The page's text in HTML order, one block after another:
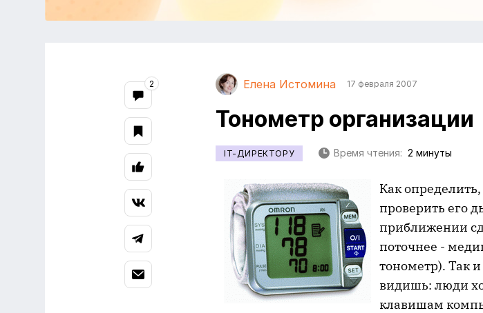
Елена Истомина 17 февраля 2007
Тонометр организации
IT-ДИРЕКТОРУ Время чтения: 2 минуты
Как
проверить его
приближении
поточнее -
тонометр). Так
видишь: люди
клавишам
2